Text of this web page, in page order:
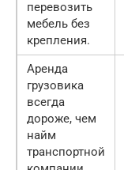
перевозить
мебель без
крепления.
Аренда
грузовика
всегда
дороже, чем
найм
транспортной